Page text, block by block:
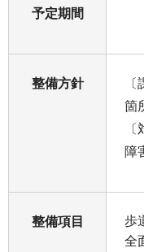
予定期間
整備方針
箇
障
整備項目
歩
全